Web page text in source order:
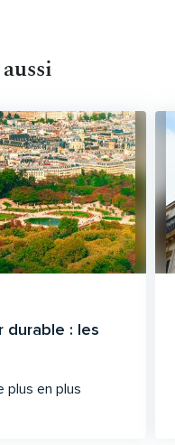
durable : les
plus en plus